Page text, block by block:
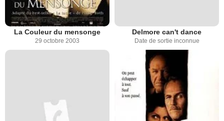
La Couleur du mensonge
29 octobre 2003
Delmore can't dance
Date de sortie inconnue